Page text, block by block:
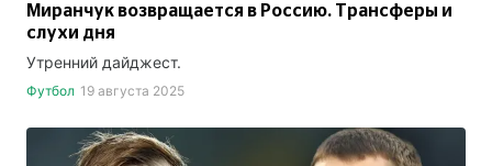
Миранчук возвращается в Россию. Трансферы и
слухи дня
Утренний дайджест.
Футбол 19 августа 2025